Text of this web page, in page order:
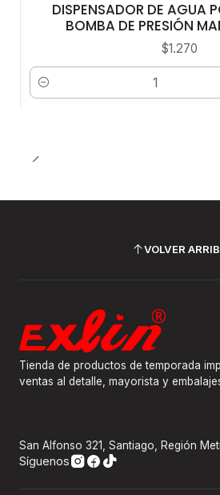
DISPENSADOR DE AGUA
BOMBA DE PRESIÓN
$1.270
Cantidad
VOLVER
Tienda de productos de temporada
ventas al detalle, mayorista y
San Alfonso 321, Santiago, Región
Síguenos